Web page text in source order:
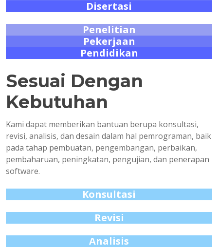
Disertasi
Penelitian
Pekerjaan
Pendidikan
Sesuai Dengan
Kebutuhan
Kami dapat memberikan bantuan berupa konsultasi,
revisi, analisis, dan desain dalam hal pemrograman, baik
pada tahap pembuatan, pengembangan, perbaikan,
pembaharuan, peningkatan, pengujian, dan penerapan
software.
Konsultasi
Revisi
Analisis